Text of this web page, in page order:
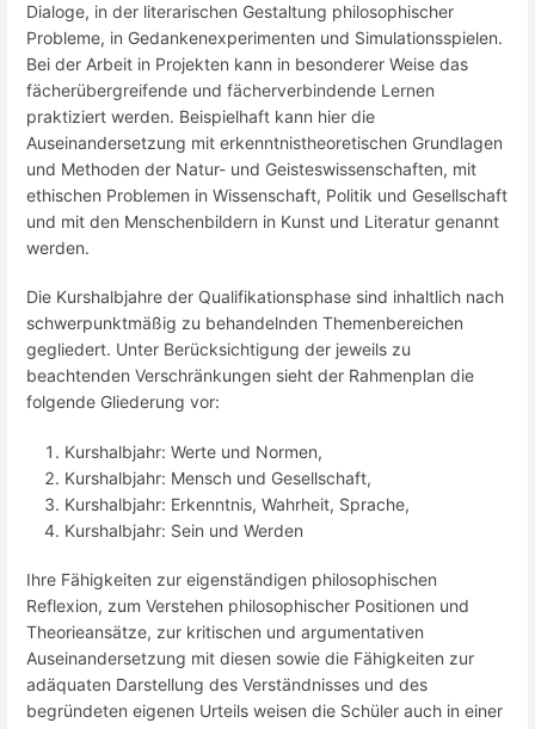
Dialoge, in der literarischen Gestaltung philosophischer
Probleme, in Gedankenexperimenten und Simulationsspielen.
Bei der Arbeit in Projekten kann in besonderer Weise das
fächerübergreifende und fächerverbindende Lernen
praktiziert werden. Beispielhaft kann hier die
Auseinandersetzung mit erkenntnistheoretischen Grundlagen
und Methoden der Natur- und Geisteswissenschaften, mit
ethischen Problemen in Wissenschaft, Politik und Gesellschaft
und mit den Menschenbildern in Kunst und Literatur genannt
werden.
Die Kurshalbjahre der Qualifikationsphase sind inhaltlich nach
schwerpunktmäßig zu behandelnden Themenbereichen
gegliedert. Unter Berücksichtigung der jeweils zu
beachtenden Verschränkungen sieht der Rahmenplan die
folgende Gliederung vor:
Kurshalbjahr: Werte und Normen,
Kurshalbjahr: Mensch und Gesellschaft,
Kurshalbjahr: Erkenntnis, Wahrheit, Sprache,
Kurshalbjahr: Sein und Werden
Ihre Fähigkeiten zur eigenständigen philosophischen
Reflexion, zum Verstehen philosophischer Positionen und
Theorieansätze, zur kritischen und argumentativen
Auseinandersetzung mit diesen sowie die Fähigkeiten zur
adäquaten Darstellung des Verständnisses und des
begründeten eigenen Urteils weisen die Schüler auch in einer